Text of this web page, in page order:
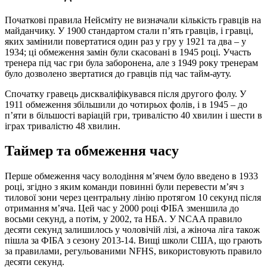
Початкові правила Нейсміту не визначали кількість гравців на
майданчику. У 1900 стандартом стали п’ять гравців, і гравці,
яких замінили повертатися один раз у гру у 1921 та два – у
1934; ці обмеження замін були скасовані в 1945 році. Участь
тренера під час гри була заборонена, але з 1949 року тренерам
було дозволено звертатися до гравців під час тайм-ауту.
Спочатку гравець дискваліфікувався після другого фолу. У
1911 обмеження збільшили до чотирьох фолів, і в 1945 – до
п’яти в більшості варіацій гри, тривалістю 40 хвилин і шести в
іграх тривалістю 48 хвилин.
Таймер та обмеження часу
Перше обмеження часу володіння м’ячем було введено в 1933
році, згідно з яким команди повинні були перевести м’яч з
тилової зони через центральну лінію протягом 10 секунд після
отримання м’яча. Цей час у 2000 році ФІБА зменшила до
восьми секунд, а потім, у 2002, та НБА. У NCAA правило
десяти секунд залишилось у чоловічій лізі, а жіноча ліга також
пішла за ФІБА з сезону 2013-14. Вищі школи США, що грають
за правилами, регульованими NFHS, використовують правило
десяти секунд.